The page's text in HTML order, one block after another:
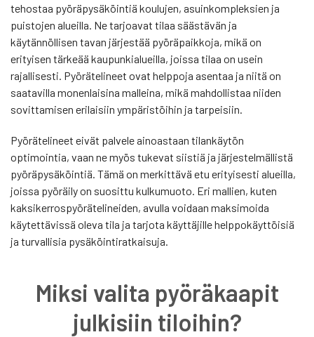
tehostaa pyöräpysäköintiä koulujen, asuinkompleksien ja
puistojen alueilla. Ne tarjoavat tilaa säästävän ja
käytännöllisen tavan järjestää pyöräpaikkoja, mikä on
erityisen tärkeää kaupunkialueilla, joissa tilaa on usein
rajallisesti. Pyörätelineet ovat helppoja asentaa ja niitä on
saatavilla monenlaisina malleina, mikä mahdollistaa niiden
sovittamisen erilaisiin ympäristöihin ja tarpeisiin.
Pyörätelineet eivät palvele ainoastaan tilankäytön
optimointia, vaan ne myös tukevat siistiä ja järjestelmällistä
pyöräpysäköintiä. Tämä on merkittävä etu erityisesti alueilla,
joissa pyöräily on suosittu kulkumuoto. Eri mallien, kuten
kaksikerrospyörätelineiden, avulla voidaan maksimoida
käytettävissä oleva tila ja tarjota käyttäjille helppokäyttöisiä
ja turvallisia pysäköintiratkaisuja.
Miksi valita pyöräkaapit
julkisiin tiloihin?